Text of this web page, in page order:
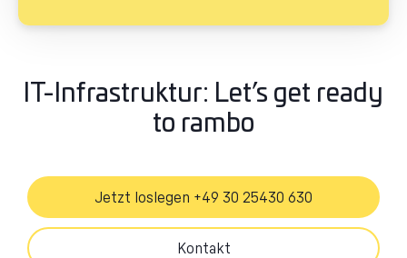
IT-Infrastruktur: Let’s get ready
to rambo​
Jetzt loslegen +49 30 25430 630
Kontakt